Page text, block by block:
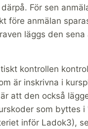
För sen
före anmälan
läggs den sena
kontrollen
är inskrivna i
att den också
som byttes i
inför Ladok3),